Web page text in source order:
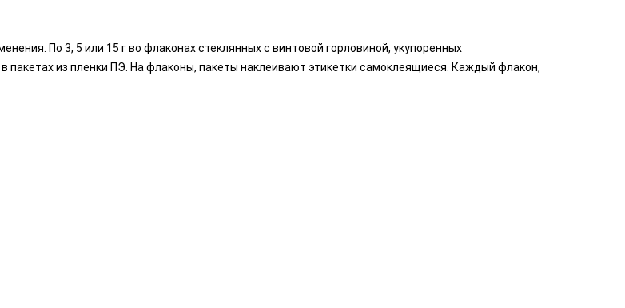
По 3, 5 или 15 г во флаконах стеклянных с винтовой горловиной, укупоренных
пакетах из пленки ПЭ. На флаконы, пакеты наклеивают этикетки самоклеящиеся. Каждый флакон,